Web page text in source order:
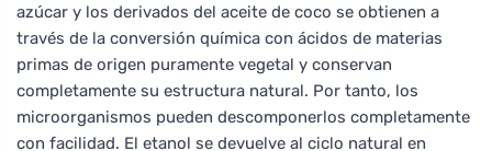
azúcar y los derivados del aceite de coco se obtienen a
través de la conversión química con ácidos de materias
primas de origen puramente vegetal y conservan
completamente su estructura natural. Por tanto, los
microorganismos pueden descomponerlos completamente
con facilidad. El etanol se devuelve al ciclo natural en